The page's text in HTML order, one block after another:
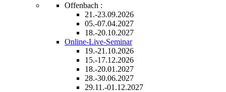
Offenbach :
21.-23.09.2026
05.-07.04.2027
18.-20.10.2027
Online-Live-Seminar
19.-21.10.2026
15.-17.12.2026
18.-20.01.2027
28.-30.06.2027
29.11.-01.12.2027